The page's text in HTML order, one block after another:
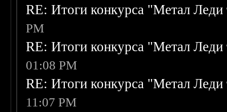
RE: Итоги конкурса "Метал Леди
PM
RE: Итоги конкурса "Метал Леди
01:08 PM
RE: Итоги конкурса "Метал Леди
11:07 PM